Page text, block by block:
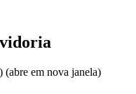
em nova janela)